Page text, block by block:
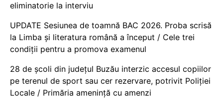
eliminatorie la interviu
UPDATE Sesiunea de toamnă BAC 2026. Proba scrisă
la Limba și literatura română a început / Cele trei
condiții pentru a promova examenul
28 de școli din județul Buzău interzic accesul copiilor
pe terenul de sport sau cer rezervare, potrivit Poliției
Locale / Primăria amenință cu amenzi